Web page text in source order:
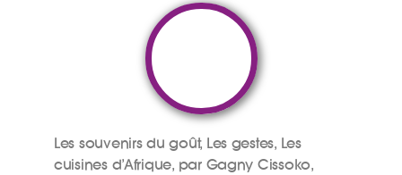
Les souvenirs du goût, Les gestes, Les
cuisines d’Afrique, par Gagny Cissoko,